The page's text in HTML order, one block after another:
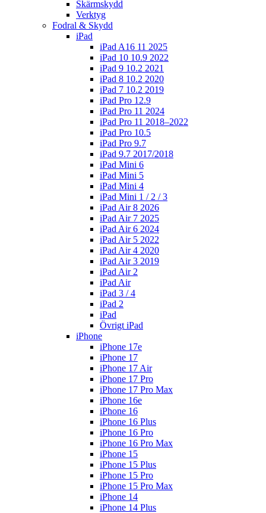
Skärmskydd
Verktyg
Fodral & Skydd
iPad
iPad A16 11 2025
iPad 10 10.9 2022
iPad 9 10.2 2021
iPad 8 10.2 2020
iPad 7 10.2 2019
iPad Pro 12.9
iPad Pro 11 2024
iPad Pro 11 2018–2022
iPad Pro 10.5
iPad Pro 9.7
iPad 9.7 2017/2018
iPad Mini 6
iPad Mini 5
iPad Mini 4
iPad Mini 1 / 2 / 3
iPad Air 8 2026
iPad Air 7 2025
iPad Air 6 2024
iPad Air 5 2022
iPad Air 4 2020
iPad Air 3 2019
iPad Air 2
iPad Air
iPad 3 / 4
iPad 2
iPad
Övrigt iPad
iPhone
iPhone 17e
iPhone 17
iPhone 17 Air
iPhone 17 Pro
iPhone 17 Pro Max
iPhone 16e
iPhone 16
iPhone 16 Plus
iPhone 16 Pro
iPhone 16 Pro Max
iPhone 15
iPhone 15 Plus
iPhone 15 Pro
iPhone 15 Pro Max
iPhone 14
iPhone 14 Plus